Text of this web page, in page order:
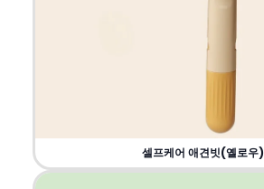
셀프케어 애견빗(옐로우)